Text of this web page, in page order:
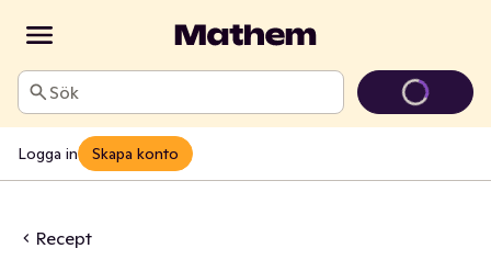
Sök
Logga in Skapa konto
Recept